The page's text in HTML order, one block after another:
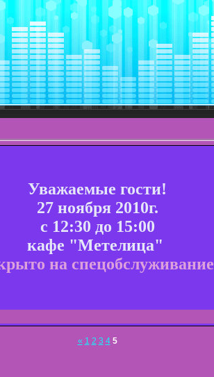
Уважаемые гости!
27 ноября 2010г.
с 12:30 до 15:00
кафе "Метелица"
на спецобслуживание
« 1 2 3 4 5